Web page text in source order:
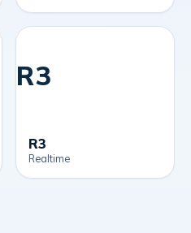
R3
R3
Realtime